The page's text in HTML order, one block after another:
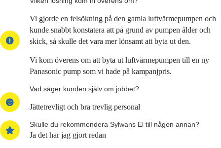
Vi gjorde en felsökning på den gamla luftvärmepumpen och
kunde snabbt konstatera att på grund av pumpen ålder och
skick, så skulle det vara mer lönsamt att byta ut den.
Vi kom överens om att byta ut luftvärmepumpen till en ny
Panasonic pump som vi hade på kampanjpris.
Vad säger kunden själv om jobbet?
Jättetrevligt och bra trevlig personal
Skulle du rekommendera Sylwans El till någon annan?
Ja det har jag gjort redan